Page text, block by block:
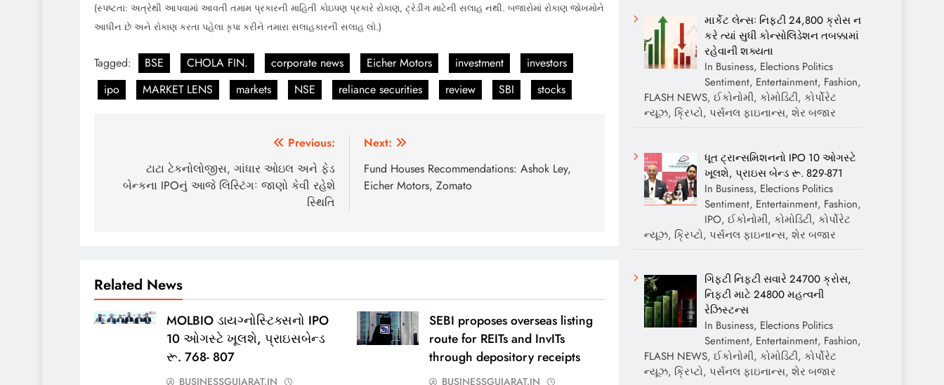
(સ્પષ્ટતા: અત્રેથી આપવામાં આવતી તમામ પ્રકારની માહિતી કોઇપણ પ્રકારે રોકાણ, ટ્રેડીંગ માટેની સલાહ નથી. બજારોમાં રોકાણ જોખમોને
આધીન છે અને રોકાણ કરતા પહેલા કૃપા કરીને તમારા સલાહકારની સલાહ લો.)
Tagged: BSE CHOLA FIN. corporate news Eicher Motors investment
investors
ipo
MARKET LENS markets NSE reliance securities review SBI stocks
navigation
Previous:
ટાટા ટેકનોલોજીસ, ગાંધાર ઓઇલ અને ફેડ
બેન્કના IPOનું આજે લિસ્ટિંગઃ જાણો કેવી રહેશે
સ્થિતિ
Next:
Fund Houses Recommendations: Ashok Ley,
Eicher Motors, Zomato
Related News
MOLBIO ડાયગ્નોસ્ટિક્સનો IPO
10 ઓગસ્ટે ખૂલશે, પ્રાઇસબેન્ડ
રૂ. 768- 807
BUSINESSGUJARAT.IN
SEBI proposes overseas listing
route for REITs and InvITs
through depository receipts
BUSINESSGUJARAT.IN
માર્કેટ લેન્સઃ નિફ્ટી 24,800 ક્રોસ ન
કરે ત્યાં સુધી કોન્સોલિડેશન તબક્કામાં
રહેવાની શક્યતા
In Business, Elections Politics
Sentiment, Entertainment, Fashion,
FLASH NEWS, ઈકોનોમી, કોમોડિટી, કોર્પોરેટ
ન્યૂઝ, ક્રિપ્ટો, પર્સનલ ફાઇનાન્સ, શેર બજાર
ધૂત ટ્રાન્સમિશનનો IPO 10 ઓગસ્ટે
ખૂલશે, પ્રાઇસ બેન્ડ રૂ. 829-871
In Business, Elections Politics
Sentiment, Entertainment, Fashion,
IPO, ઈકોનોમી, કોમોડિટી, કોર્પોરેટ
ન્યૂઝ, ક્રિપ્ટો, પર્સનલ ફાઇનાન્સ, શેર બજાર
ગિફ્ટી નિફ્ટી સવારે 24700 ક્રોસ,
નિફ્ટી માટે 24800 મહત્વની
રેઝિસ્ટન્સ
In Business, Elections Politics
Sentiment, Entertainment, Fashion,
FLASH NEWS, ઈકોનોમી, કોમોડિટી, કોર્પોરેટ
ન્યૂઝ, ક્રિપ્ટો, પર્સનલ ફાઇનાન્સ, શેર બજાર